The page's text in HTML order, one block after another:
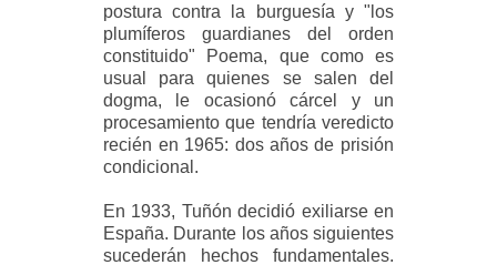
postura contra la burguesía y "los
plumíferos guardianes del orden
constituido" Poema, que como es
usual para quienes se salen del
dogma, le ocasionó cárcel y un
procesamiento que tendría veredicto
recién en 1965: dos años de prisión
condicional.
En 1933, Tuñón decidió exiliarse en
España. Durante los años siguientes
sucederán hechos fundamentales.